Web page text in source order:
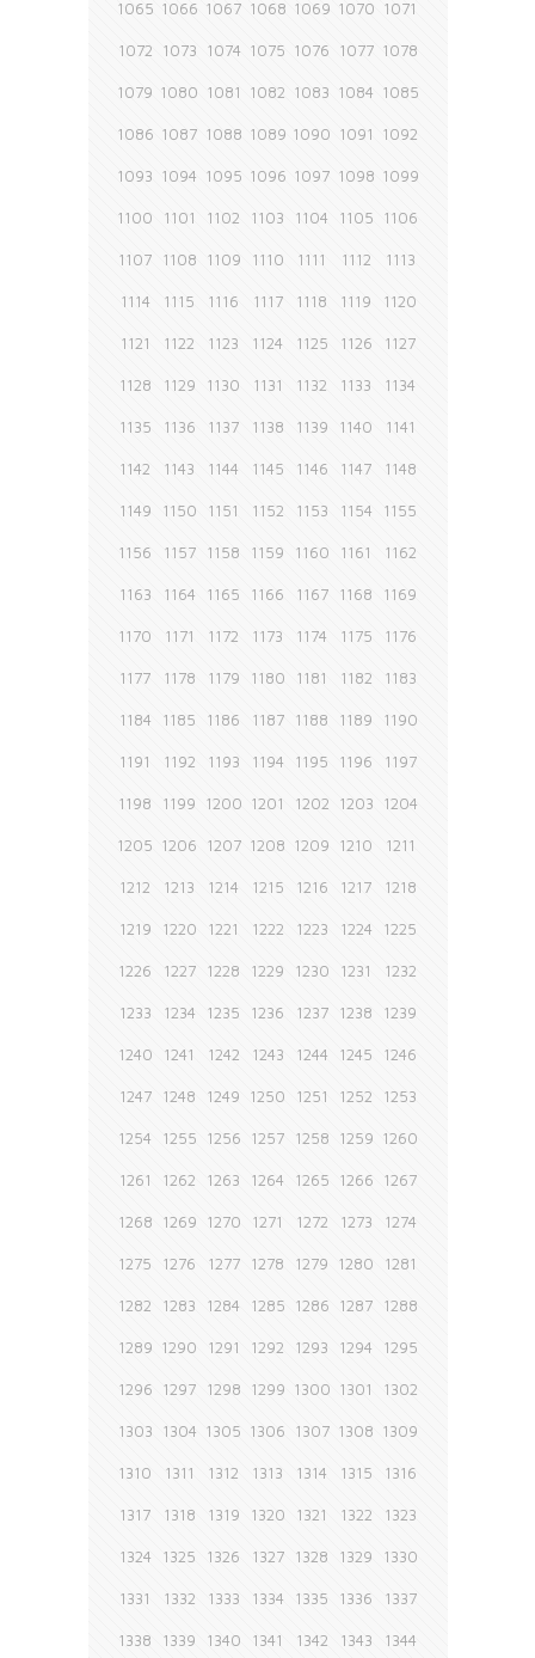
1065 1066 1067 1068 1069 1070 1071
1072 1073 1074 1075 1076 1077 1078
1079 1080 1081 1082 1083 1084 1085
1086 1087 1088 1089 1090 1091 1092
1093 1094 1095 1096 1097 1098 1099
1100 1101 1102 1103 1104 1105 1106
1107 1108 1109 1110 1111 1112 1113
1114 1115 1116 1117 1118 1119 1120
1121 1122 1123 1124 1125 1126 1127
1128 1129 1130 1131 1132 1133 1134
1135 1136 1137 1138 1139 1140 1141
1142 1143 1144 1145 1146 1147 1148
1149 1150 1151 1152 1153 1154 1155
1156 1157 1158 1159 1160 1161 1162
1163 1164 1165 1166 1167 1168 1169
1170 1171 1172 1173 1174 1175 1176
1177 1178 1179 1180 1181 1182 1183
1184 1185 1186 1187 1188 1189 1190
1191 1192 1193 1194 1195 1196 1197
1198 1199 1200 1201 1202 1203 1204
1205 1206 1207 1208 1209 1210 1211
1212 1213 1214 1215 1216 1217 1218
1219 1220 1221 1222 1223 1224 1225
1226 1227 1228 1229 1230 1231 1232
1233 1234 1235 1236 1237 1238 1239
1240 1241 1242 1243 1244 1245 1246
1247 1248 1249 1250 1251 1252 1253
1254 1255 1256 1257 1258 1259 1260
1261 1262 1263 1264 1265 1266 1267
1268 1269 1270 1271 1272 1273 1274
1275 1276 1277 1278 1279 1280 1281
1282 1283 1284 1285 1286 1287 1288
1289 1290 1291 1292 1293 1294 1295
1296 1297 1298 1299 1300 1301 1302
1303 1304 1305 1306 1307 1308 1309
1310 1311 1312 1313 1314 1315 1316
1317 1318 1319 1320 1321 1322 1323
1324 1325 1326 1327 1328 1329 1330
1331 1332 1333 1334 1335 1336 1337
1338 1339 1340 1341 1342 1343 1344